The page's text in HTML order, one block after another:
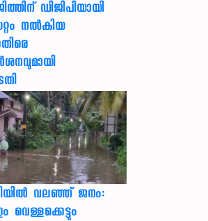
ഡിജിപിയായി
നൽകിയ
വലഞ്ഞ് ജനം:
വെള്ളക്കെട്ടും